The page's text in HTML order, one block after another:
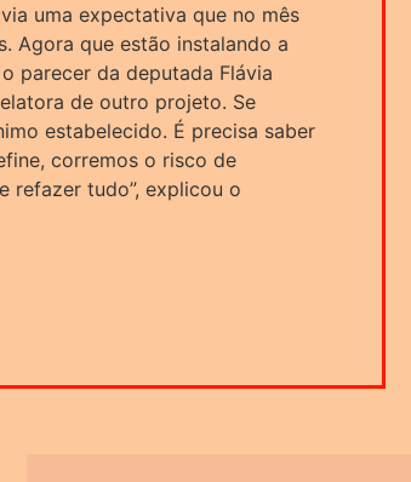
uma expectativa que no mês
Agora que estão instalando a
parecer da deputada Flávia
de outro projeto. Se
estabelecido. É precisa saber
corremos o risco de
refazer tudo”, explicou o